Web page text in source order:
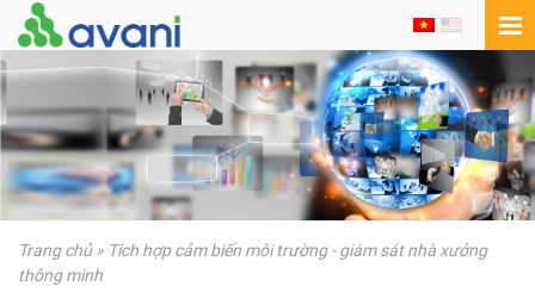
Trang chủ» Tích hợp cảm biến môi trường - giám sát nhà xưởng
thông minh